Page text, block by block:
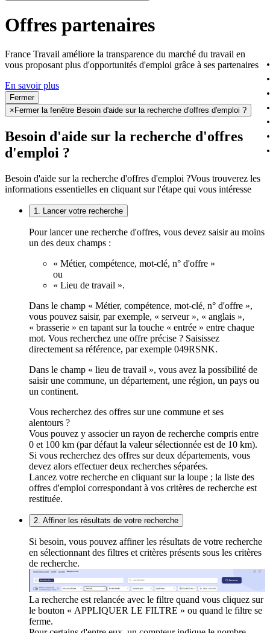
Offres partenaires
France Travail améliore la transparence du marché du travail en
vous proposant plus d'opportunités d'emploi grâce à ses partenaires
En savoir plus
Fermer
× Fermer la fenêtre Besoin d'aide sur la recherche d'offres d'emploi ?
Besoin d'aide sur la recherche d'offres
d'emploi ?
Besoin d'aide sur la recherche d'offres d'emploi ?Vous trouverez les
informations essentielles en cliquant sur l'étape qui vous intéresse
1. Lancer votre recherche
Pour lancer une recherche d'offres, vous devez saisir au moins
un des deux champs :
« Métier, compétence, mot-clé, n° d'offre »
ou
« Lieu de travail ».
Dans le champ « Métier, compétence, mot-clé, n° d'offre »,
vous pouvez saisir, par exemple, « serveur », « anglais »,
« brasserie » en tapant sur la touche « entrée » entre chaque
mot. Vous recherchez une offre précise ? Saisissez
directement sa référence, par exemple 049RSNK.
Dans le champ « lieu de travail », vous avez la possibilité de
saisir une commune, un département, une région, un pays ou
un continent.
Vous recherchez des offres sur une commune et ses
alentours ?
Vous pouvez y associer un rayon de recherche compris entre
0 et 100 km (par défaut la valeur sélectionnée est de 10 km).
Si vous recherchez des offres sur deux départements, vous
devez alors effectuer deux recherches séparées.
Lancez votre recherche en cliquant sur la loupe ; la liste des
offres d'emploi correspondant à vos critères de recherche est
restituée.
2. Affiner les résultats de votre recherche
Si besoin, vous pouvez affiner les résultats de votre recherche
en sélectionnant des filtres et critères présents sous les critères
de recherche.
La recherche est relancée avec le filtre quand vous cliquez sur
le bouton « APPLIQUER LE FILTRE » ou quand le filtre se
ferme.